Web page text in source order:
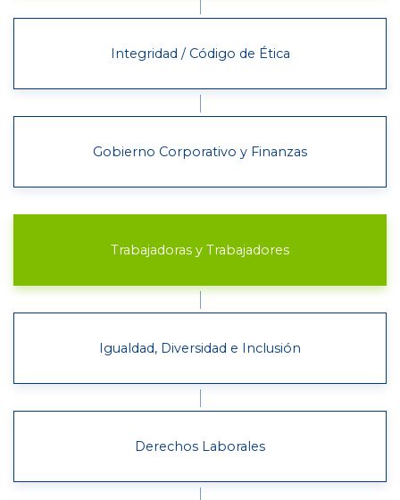
Integridad / Código de Ética
Gobierno Corporativo y Finanzas
Trabajadoras y Trabajadores
Igualdad, Diversidad e Inclusión
Derechos Laborales